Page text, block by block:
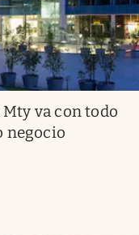
Mty va con todo
negocio